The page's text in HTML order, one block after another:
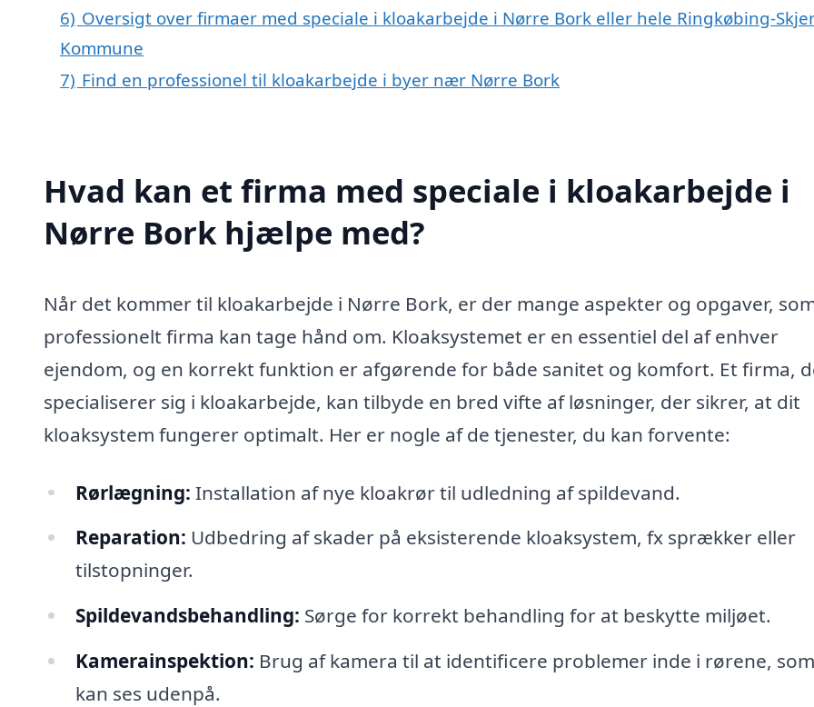
6) Oversigt over firmaer med speciale i kloakarbejde i Nørre Bork eller hele Ringkøbing-
Kommune
7) Find en professionel til kloakarbejde i byer nær Nørre Bork
Hvad kan et firma med speciale i kloakarbejde i
Nørre Bork hjælpe med?
Når det kommer til kloakarbejde i Nørre Bork, er der mange aspekter og opgaver,
professionelt firma kan tage hånd om. Kloaksystemet er en essentiel del af enhver
ejendom, og en korrekt funktion er afgørende for både sanitet og komfort. Et firma,
specialiserer sig i kloakarbejde, kan tilbyde en bred vifte af løsninger, der sikrer, at dit
kloaksystem fungerer optimalt. Her er nogle af de tjenester, du kan forvente:
Rørlægning: Installation af nye kloakrør til udledning af spildevand.
Reparation: Udbedring af skader på eksisterende kloaksystem, fx sprækker eller
tilstopninger.
Spildevandsbehandling: Sørge for korrekt behandling for at beskytte miljøet.
Kamerainspektion: Brug af kamera til at identificere problemer inde i rørene,
kan ses udenpå.